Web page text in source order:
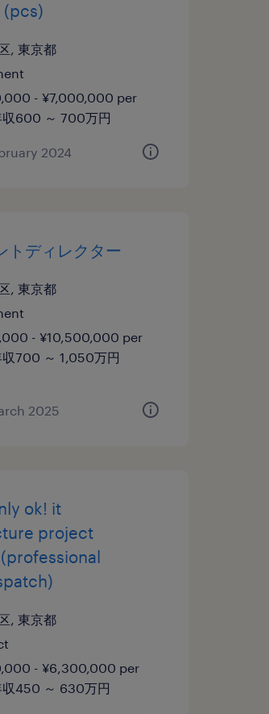
(pcs)
, 東京都
- ¥7,000,000 per
収600 ～ 700万円
2024
トディレクター
, 東京都
- ¥10,500,000 per
700 ～ 1,050万円
2025
ok! it
project
, 東京都
- ¥6,300,000 per
450 ～ 630万円